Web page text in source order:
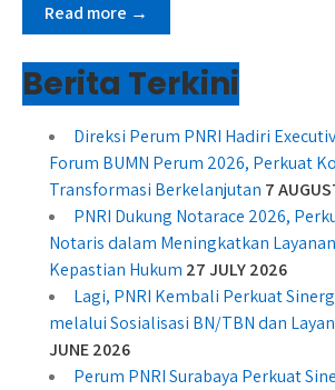
Read more →
Berita Terkini
Direksi Perum PNRI Hadiri
Forum BUMN Perum 2026, Perkuat
Transformasi Berkelanjutan 7
PNRI Dukung Notarace 2026,
Notaris dalam Meningkatkan
Kepastian Hukum 27 JULY 2026
Lagi, PNRI Kembali Perkuat
melalui Sosialisasi BN/TBN dan
JUNE 2026
Perum PNRI Surabaya Perkuat